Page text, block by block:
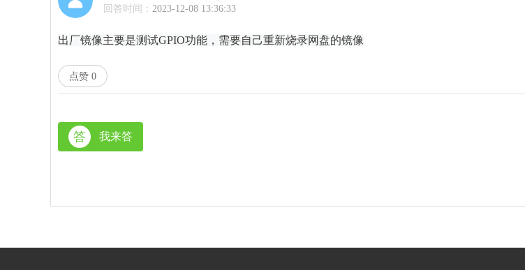
回答时间： 2023-12-08 13:36:33
出厂镜像主要是测试GPIO功能，需要自己重新烧录网盘的镜像
点赞 0
答 我来答